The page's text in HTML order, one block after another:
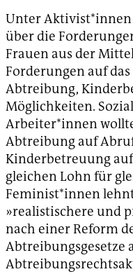
Unter
über die
Frauen aus der
Forderungen auf
Abtreibung,
Möglichkeiten.
Arbeiter*innen
Abtreibung auf
Kinderbetreuung
gleichen Lohn für
Feminist*innen
»realistischere und
nach einer Reform
Abtreibungsgesetze